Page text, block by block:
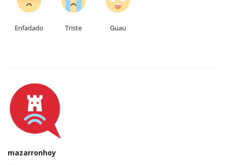
Enfadado Triste Guau
mazarronhoy